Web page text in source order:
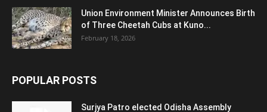
Union Environment Minister Announces Birth
of Three Cheetah Cubs at Kuno...
February 18, 2026
POPULAR POSTS
Surjya Patro elected Odisha Assembly